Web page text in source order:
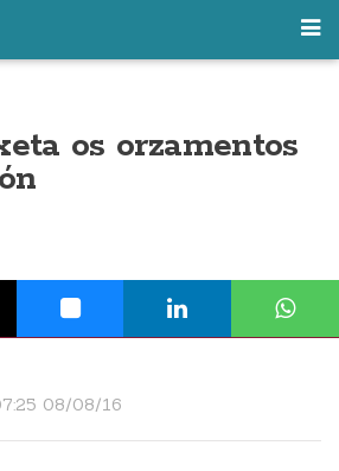
os orzamentos
08/08/16